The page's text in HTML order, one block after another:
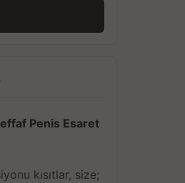
Penis Esaret
kısıtlar, size;